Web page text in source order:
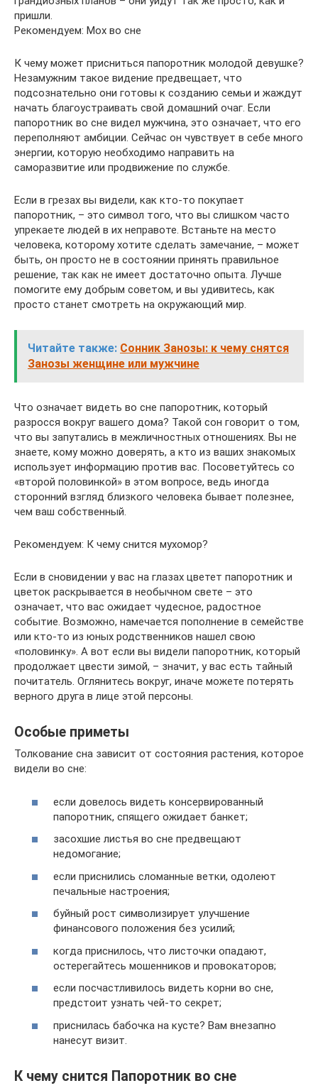
пришли.
Рекомендуем: Мох во сне
К чему может присниться папоротник молодой девушке?
Незамужним такое видение предвещает, что
подсознательно они готовы к созданию семьи и жаждут
начать благоустраивать свой домашний очаг. Если
папоротник во сне видел мужчина, это означает, что его
переполняют амбиции. Сейчас он чувствует в себе много
энергии, которую необходимо направить на
саморазвитие или продвижение по службе.
Если в грезах вы видели, как кто-то покупает
папоротник, – это символ того, что вы слишком часто
упрекаете людей в их неправоте. Встаньте на место
человека, которому хотите сделать замечание, – может
быть, он просто не в состоянии принять правильное
решение, так как не имеет достаточно опыта. Лучше
помогите ему добрым советом, и вы удивитесь, как
просто станет смотреть на окружающий мир.
Читайте также: Сонник Занозы: к чему снятся
Занозы женщине или мужчине
Что означает видеть во сне папоротник, который
разросся вокруг вашего дома? Такой сон говорит о том,
что вы запутались в межличностных отношениях. Вы не
знаете, кому можно доверять, а кто из ваших знакомых
использует информацию против вас. Посоветуйтесь со
«второй половинкой» в этом вопросе, ведь иногда
сторонний взгляд близкого человека бывает полезнее,
чем ваш собственный.
Рекомендуем: К чему снится мухомор?
Если в сновидении у вас на глазах цветет папоротник и
цветок раскрывается в необычном свете – это
означает, что вас ожидает чудесное, радостное
событие. Возможно, намечается пополнение в семействе
или кто-то из юных родственников нашел свою
«половинку». А вот если вы видели папоротник, который
продолжает цвести зимой, – значит, у вас есть тайный
почитатель. Оглянитесь вокруг, иначе можете потерять
верного друга в лице этой персоны.
Особые приметы
Толкование сна зависит от состояния растения, которое
видели во сне:
если довелось видеть консервированный
папоротник, спящего ожидает банкет;
засохшие листья во сне предвещают
недомогание;
если приснились сломанные ветки, одолеют
печальные настроения;
буйный рост символизирует улучшение
финансового положения без усилий;
когда приснилось, что листочки опадают,
остерегайтесь мошенников и провокаторов;
если посчастливилось видеть корни во сне,
предстоит узнать чей-то секрет;
приснилась бабочка на кусте? Вам внезапно
нанесут визит.
К чему снится Папоротник во сне